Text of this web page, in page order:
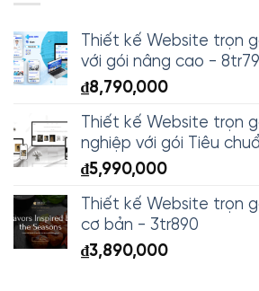
Thiết kế Website trọn
với gói nâng cao -
₫8,790,000
Thiết kế Website trọn
nghiệp với gói Tiêu
₫5,990,000
Thiết kế Website trọn
cơ bản - 3tr890
₫3,890,000